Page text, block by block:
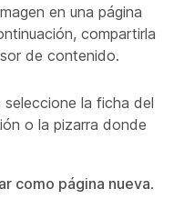
en una página
compartirla
de contenido.
la ficha del
o la pizarra donde
como página nueva.